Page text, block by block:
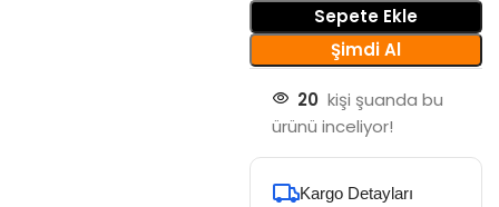
Sepete Ekle
Şimdi Al
20 kişi şuanda bu
ürünü inceliyor!
Kargo Detayları